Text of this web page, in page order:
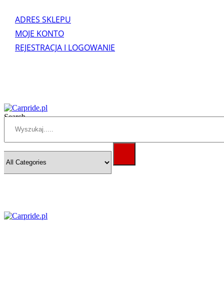
ADRES SKLEPU
MOJE KONTO
REJESTRACJA I LOGOWANIE
Search